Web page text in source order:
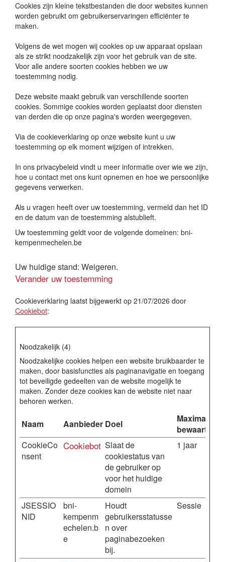
Cookies zijn kleine tekstbestanden die door websites kunnen
worden gebruikt om gebruikerservaringen efficiënter te
maken.
Volgens de wet mogen wij cookies op uw apparaat opslaan
als ze strikt noodzakelijk zijn voor het gebruik van de site.
Voor alle andere soorten cookies hebben we uw
toestemming nodig.
Deze website maakt gebruik van verschillende soorten
cookies. Sommige cookies worden geplaatst door diensten
van derden die op onze pagina's worden weergegeven.
Via de cookieverklaring op onze website kunt u uw
toestemming op elk moment wijzigen of intrekken.
In ons privacybeleid vindt u meer informatie over wie we zijn,
hoe u contact met ons kunt opnemen en hoe we persoonlijke
gegevens verwerken.
Als u vragen heeft over uw toestemming, vermeld dan het ID
en de datum van de toestemming alstublieft.
Uw toestemming geldt voor de volgende domeinen: bni-
kempenmechelen.be
Uw huidige stand: Weigeren.
Verander uw toestemming
Cookieverklaring laatst bijgewerkt op 21/07/2026 door
Cookiebot:
Noodzakelijk (4)
Noodzakelijke cookies helpen een website bruikbaarder te
maken, door basisfuncties als paginanavigatie en toegang
tot beveiligde gedeelten van de website mogelijk te
maken. Zonder deze cookies kan de website niet naar
behoren werken.
Naam Aanbieder Doel
Maximale
CookieCo
nsent
Cookiebot Slaat de
cookiestatus van
de gebruiker op
voor het huidige
domein
1 jaar
JSESSIO
NID
bni-
kempenm
echelen.b
e
Houdt
gebruikersstatusse
n over
paginabezoeken
bij.
Sessie